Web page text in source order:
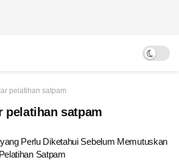
pelatihan satpam
pelatihan satpam
Perlu Diketahui Sebelum Memutuskan
Satpam